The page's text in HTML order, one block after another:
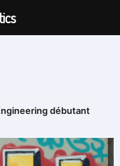
débutant